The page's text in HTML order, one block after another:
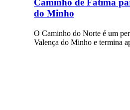
Caminho de Fátima
do Minho
O Caminho do Norte é um
Valença do Minho e termina